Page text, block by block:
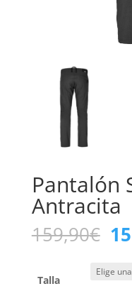
Pantalón
Antracita
159,90€ El
Talla